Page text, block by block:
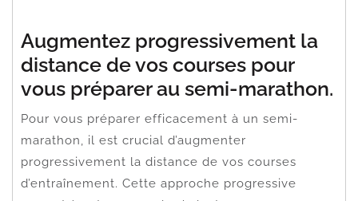
Augmentez progressivement la
distance de vos courses pour
vous préparer au semi-marathon.
Pour vous préparer efficacement à un semi-
marathon, il est crucial d’augmenter
progressivement la distance de vos courses
d’entraînement. Cette approche progressive